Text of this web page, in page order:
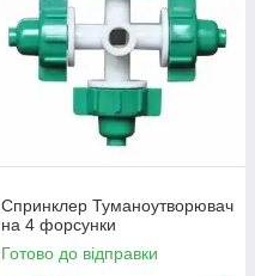
Спринклер Туманоутворювач
на 4 форсунки
Готово до відправки